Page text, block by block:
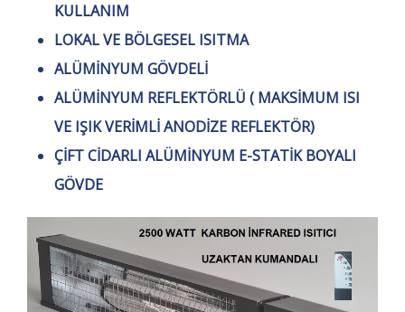
KULLANIM
LOKAL VE BÖLGESEL ISITMA
ALÜMİNYUM GÖVDELİ
ALÜMİNYUM REFLEKTÖRLÜ ( MAKSİMUM ISI
VE IŞIK VERİMLİ ANODİZE REFLEKTÖR)
ÇİFT CİDARLI ALÜMİNYUM E-STATİK BOYALI
GÖVDE